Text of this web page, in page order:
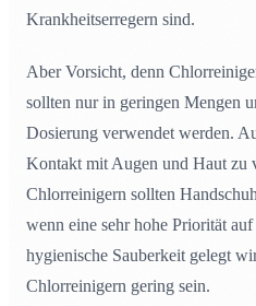
Krankheitserregern sind.
Aber Vorsicht, denn
sollten nur in geringen Mengen
Dosierung verwendet werden.
Kontakt mit Augen und Haut zu
Chlorreinigern sollten
wenn eine sehr hohe Priorität
hygienische Sauberkeit gelegt
Chlorreinigern gering sein.